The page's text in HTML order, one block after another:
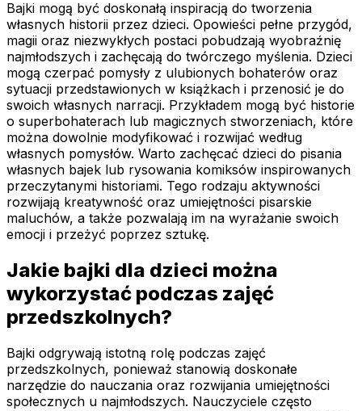
Bajki mogą być doskonałą inspiracją do tworzenia
własnych historii przez dzieci. Opowieści pełne przygód,
magii oraz niezwykłych postaci pobudzają wyobraźnię
najmłodszych i zachęcają do twórczego myślenia. Dzieci
mogą czerpać pomysły z ulubionych bohaterów oraz
sytuacji przedstawionych w książkach i przenosić je do
swoich własnych narracji. Przykładem mogą być historie
o superbohaterach lub magicznych stworzeniach, które
można dowolnie modyfikować i rozwijać według
własnych pomysłów. Warto zachęcać dzieci do pisania
własnych bajek lub rysowania komiksów inspirowanych
przeczytanymi historiami. Tego rodzaju aktywności
rozwijają kreatywność oraz umiejętności pisarskie
maluchów, a także pozwalają im na wyrażanie swoich
emocji i przeżyć poprzez sztukę.
Jakie bajki dla dzieci można
wykorzystać podczas zajęć
przedszkolnych?
Bajki odgrywają istotną rolę podczas zajęć
przedszkolnych, ponieważ stanowią doskonałe
narzędzie do nauczania oraz rozwijania umiejętności
społecznych u najmłodszych. Nauczyciele często